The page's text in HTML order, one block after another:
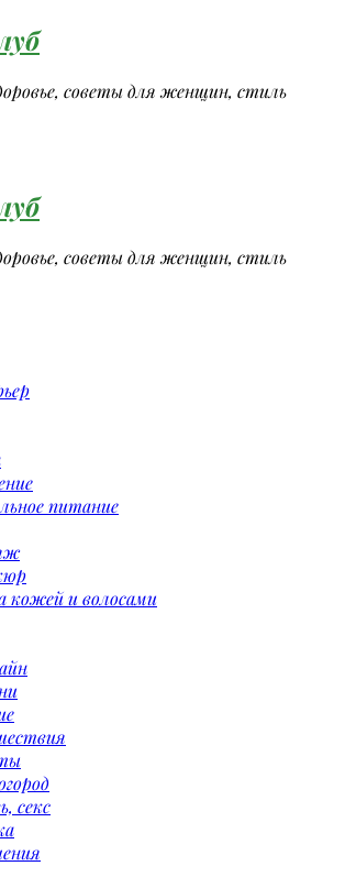
советы для женщин, стиль
советы для женщин, стиль
питание
кожей и волосами
секс